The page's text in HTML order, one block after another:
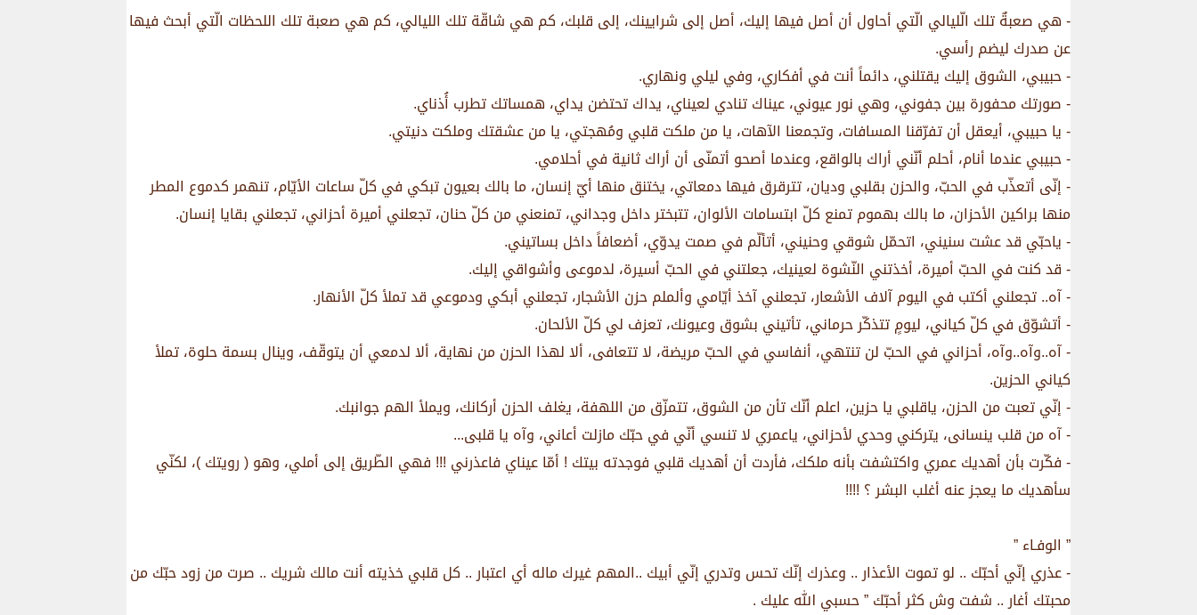
- هي صعبةٌ تلك الّليالي الّتي أحاول أن أصل فيها إليك، أصل إلى شرايينك، إلى قلبك، كم هي شاقّة تلك الليالي، كم هي صعبة تلك اللحظات الّتي أبحث فيها
عن صدرك ليضم رأسي.
- حبيبي، الشوق إليك يقتلني، دائماً أنت في أفكاري، وفي ليلي ونهاري.
- صورتك محفورة بين جفوني، وهي نور عيوني، عيناك تنادي لعيناي، يداك تحتضن يداي، همساتك تطرب أُذناي.
- يا حبيبي، أيعقل أن تفرّقنا المسافات، وتجمعنا الآهات، يا من ملكت قلبي ومُهجتي، يا من عشقتك وملكت دنيتي.
- حبيبي عندما أنام، أحلم أنّني أراك بالواقع، وعندما أصحو أتمنّى أن أراك ثانية في أحلامي.
- إنّى أتعذّب في الحبّ، والحزن بقلبي وديان، تترقرق فيها دمعاتي، يختنق منها أيّ إنسان، ما بالك بعيون تبكي في كلّ ساعات الأيّام، تنهمر كدموع المطر
منها براكين الأحزان، ما بالك بهموم تمنع كلّ ابتسامات الألوان، تتبختر داخل وجداني، تمنعني من كلّ حنان، تجعلني أميرة أحزاني، تجعلني بقايا إنسان.
- ياحبّي قد عشت سنيني، اتحمّل شوقي وحنيني، أتألّم في صمت يدوّي، أضعافاً داخل بساتيني.
- قد كنت في الحبّ أميرة، أخذتني النّشوة لعينيك، جعلتني في الحبّ أسيرة، لدموعى وأشواقي إليك.
- آه.. تجعلني أكتب في اليوم آلاف الأشعار، تجعلني آخذ أيّامي وألملم حزن الأشجار، تجعلني أبكي ودموعي قد تملأ كلّ الأنهار.
- أتشوّق في كلّ كياني، ليومٍ تتذكّر حرماني، تأتيني بشوق وعيونك، تعزف لي كلّ الألحان.
- آه..وآه..وآه، أحزاني في الحبّ لن تنتهي، أنفاسي في الحبّ مريضة، لا تتعافى، ألا لهذا الحزن من نهاية، ألا لدمعي أن يتوقّف، وينال بسمة حلوة، تملأ
كياني الحزين.
- إنّي تعبت من الحزن، ياقلبي يا حزين، اعلم أنّك تأن من الشوق، تتمزّق من اللهفة، يغلف الحزن أركانك، ويملأ الهم جوانبك.
- آه من قلب ينسانى، يتركني وحدي لأحزاني، ياعمري لا تنسي أنّي في حبّك مازلت أعاني، وآه يا قلبى...
- فكّرت بأن أهديك عمري واكتشفت بأنه ملكك، فأردت أن أهديك قلبي فوجدته بيتك ! أمّا عيناي فاعذرني !!! فهي الطّريق إلى أملي، وهو ( رويتك )، لكنّي
سأهديك ما يعجز عنه أغلب البشر ؟ !!!!
” الوفـاء ”
- عذري إنّي أحبّك .. لو تموت الأعذار .. وعذرك إنّك تحس وتدري إنّي أبيك ..المهم غيرك ماله أي اعتبار .. كل قلبي خذيته أنت مالك شريك .. صرت من زود حبّك من
محبتك أغار .. شفت وش كثر أحبّك ” حسبي الله عليك .